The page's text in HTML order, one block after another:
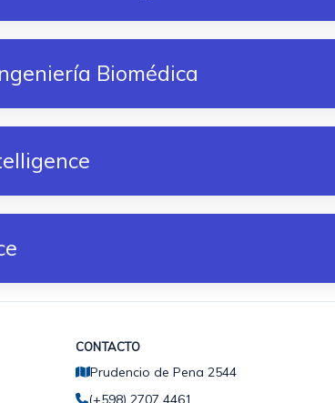
Biomédica
CONTACTO
Prudencio de Pena 2544
(+598) 2707 4461